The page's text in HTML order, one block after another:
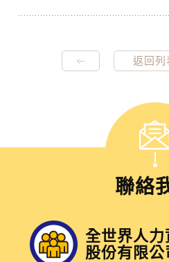
返回列
聯絡
全世界人
股份有限公